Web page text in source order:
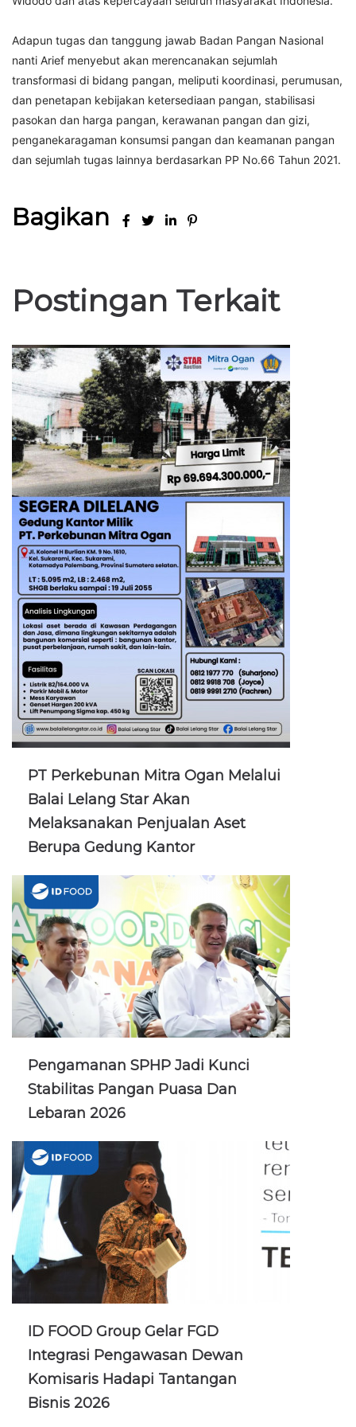
Adapun tugas dan tanggung jawab Badan Pangan Nasional
nanti Arief menyebut akan merencanakan sejumlah
transformasi di bidang pangan, meliputi koordinasi, perumusan,
dan penetapan kebijakan ketersediaan pangan, stabilisasi
pasokan dan harga pangan, kerawanan pangan dan gizi,
penganekaragaman konsumsi pangan dan keamanan pangan
dan sejumlah tugas lainnya berdasarkan PP No.66 Tahun 2021.
Bagikan
Postingan Terkait
PT Perkebunan Mitra Ogan Melalui
Balai Lelang Star Akan
Melaksanakan Penjualan Aset
Berupa Gedung Kantor
Pengamanan SPHP Jadi Kunci
Stabilitas Pangan Puasa Dan
Lebaran 2026
ID FOOD Group Gelar FGD
Integrasi Pengawasan Dewan
Komisaris Hadapi Tantangan
Bisnis 2026